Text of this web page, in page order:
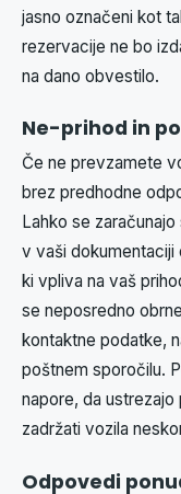
jasno označeni kot
rezervacije ne bo
na dano obvestilo.
Ne-prihod in
Če ne prevzamete
brez predhodne
Lahko se
v vaši dokumentaciji
ki vpliva na vaš
se neposredno
kontaktne podatke,
poštnem sporočilu.
napore, da
zadržati vozila
Odpovedi